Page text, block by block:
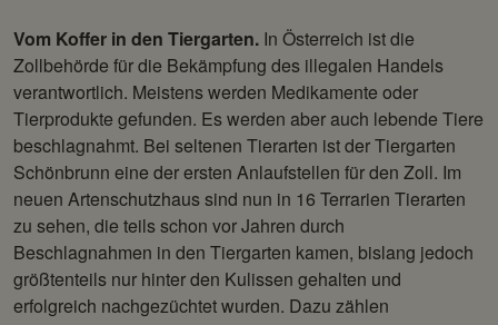
Vom Koffer in den Tiergarten. In Österreich ist die
Zollbehörde für die Bekämpfung des illegalen Handels
verantwortlich. Meistens werden Medikamente oder
Tierprodukte gefunden. Es werden aber auch lebende Tiere
beschlagnahmt. Bei seltenen Tierarten ist der Tiergarten
Schönbrunn eine der ersten Anlaufstellen für den Zoll. Im
neuen Artenschutzhaus sind nun in 16 Terrarien Tierarten
zu sehen, die teils schon vor Jahren durch
Beschlagnahmen in den Tiergarten kamen, bislang jedoch
größtenteils nur hinter den Kulissen gehalten und
erfolgreich nachgezüchtet wurden. Dazu zählen